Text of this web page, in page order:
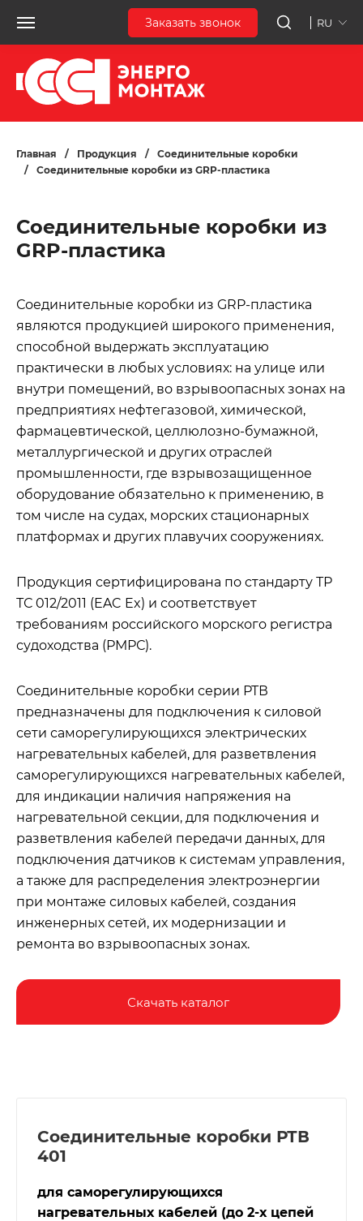
Заказать звонок RU
Главная / Продукция /
Соединительные коробки
/
Соединительные коробки из GRP-пластика
Соединительные коробки из
GRP-пластика
Соединительные коробки из GRP-пластика
являются продукцией широкого применения,
способной выдержать эксплуатацию
практически в любых условиях: на улице или
внутри помещений, во взрывоопасных зонах на
предприятиях нефтегазовой, химической,
фармацевтической, целлюлозно-бумажной,
металлургической и других отраслей
промышленности, где взрывозащищенное
оборудование обязательно к применению, в
том числе на судах, морских стационарных
платформах и других плавучих сооружениях.
Продукция сертифицирована по стандарту ТР
ТС 012/2011 (EAC Ex) и соответствует
требованиям российского морского регистра
судоходства (РМРС).
Соединительные коробки серии РТВ
предназначены для подключения к силовой
сети саморегулирующихся электрических
нагревательных кабелей, для разветвления
саморегулирующихся нагревательных кабелей,
для индикации наличия напряжения на
нагревательной секции, для подключения и
разветвления кабелей передачи данных, для
подключения датчиков к системам управления,
а также для распределения электроэнергии
при монтаже силовых кабелей, создания
инженерных сетей, их модернизации и
ремонта во взрывоопасных зонах.
Скачать каталог
Соединительные коробки РТВ
401
для саморегулирующихся
нагревательных кабелей (до 2-х цепей